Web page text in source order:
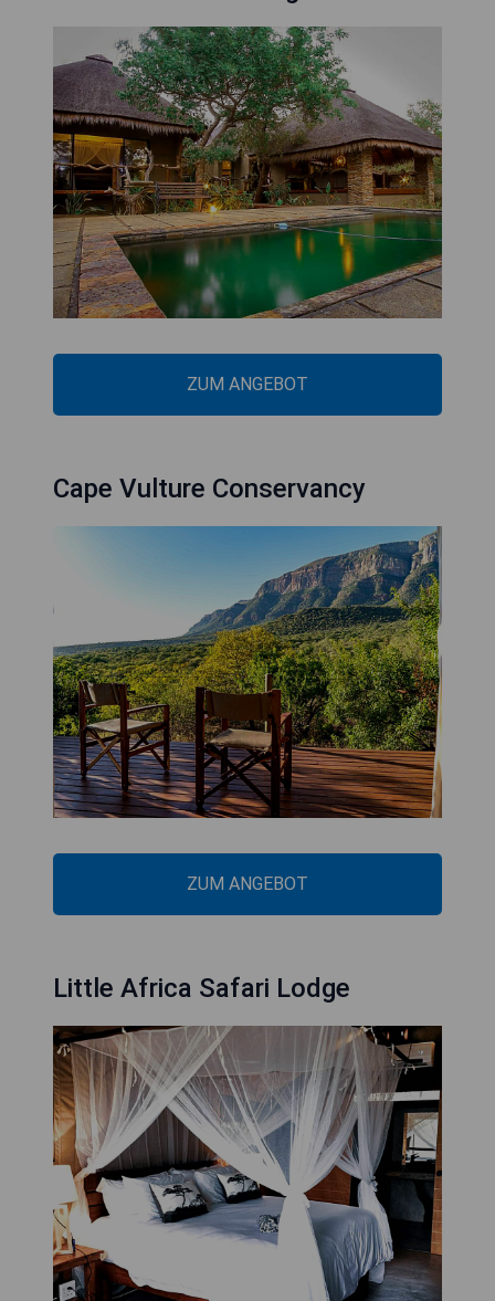
ZUM ANGEBOT
Cape Vulture Conservancy
ZUM ANGEBOT
Little Africa Safari Lodge